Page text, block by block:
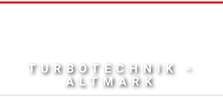
TURBOTECHNIK -
ALTMARK